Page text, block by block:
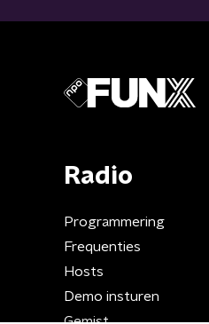
Radio
Programmering
Frequenties
Hosts
Demo insturen
Gemist